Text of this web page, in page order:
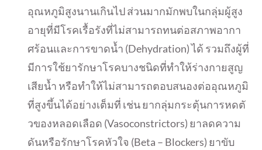
อุณหภูมิสูงนานเกินไป ส่วนมากมักพบในกลุ่มผู้สูง
อายุที่มีโรคเรื้อรังที่ไม่สามารถทนต่อสภาพอากา
ศร้อนและการขาดน้ำ (Dehydration) ได้ รวมถึงผู้ที่
มีการใช้ยารักษาโรคบางชนิดที่ทำให้ร่างกายสูญ
เสียน้ำ หรือทำให้ไม่สามารถตอบสนองต่ออุณหภูมิ
ที่สูงขึ้นได้อย่างเต็มที่ เช่น ยากลุ่มกระตุ้นการหดตั
วของหลอดเลือด (Vasoconstrictors) ยาลดความ
ดันหรือรักษาโรคหัวใจ (Beta – Blockers) ยาขับ